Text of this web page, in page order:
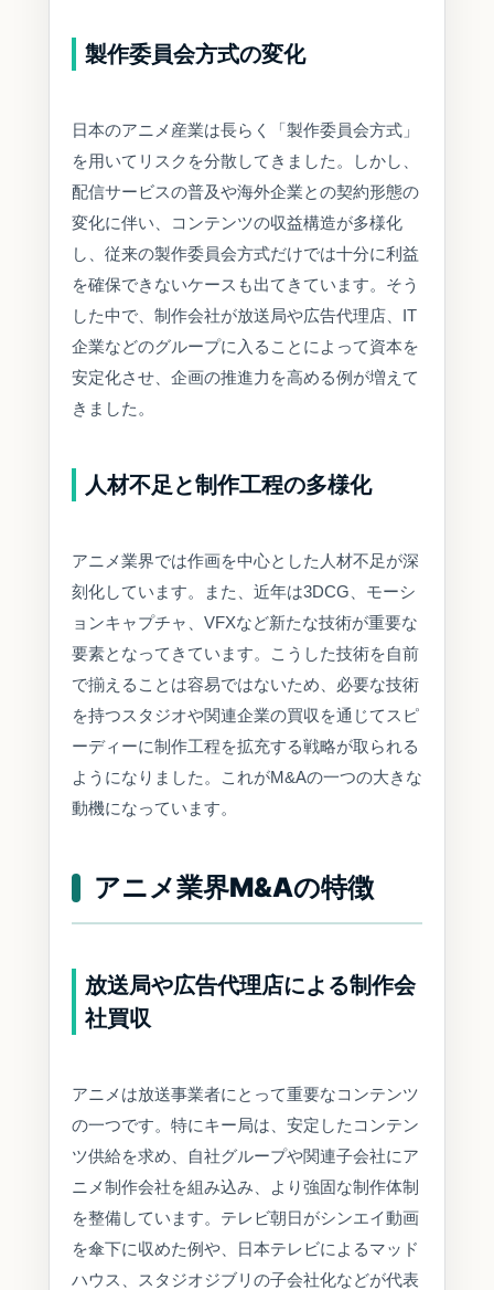
製作委員会方式の変化
日本のアニメ産業は長らく「製作委員会方式」
を用いてリスクを分散してきました。しかし、
配信サービスの普及や海外企業との契約形態の
変化に伴い、コンテンツの収益構造が多様化
し、従来の製作委員会方式だけでは十分に利益
を確保できないケースも出てきています。そう
した中で、制作会社が放送局や広告代理店、IT
企業などのグループに入ることによって資本を
安定化させ、企画の推進力を高める例が増えて
きました。
人材不足と制作工程の多様化
アニメ業界では作画を中心とした人材不足が深
刻化しています。また、近年は3DCG、モーシ
ョンキャプチャ、VFXなど新たな技術が重要な
要素となってきています。こうした技術を自前
で揃えることは容易ではないため、必要な技術
を持つスタジオや関連企業の買収を通じてスピ
ーディーに制作工程を拡充する戦略が取られる
ようになりました。これがM&Aの一つの大きな
動機になっています。
アニメ業界M&Aの特徴
放送局や広告代理店による制作会
社買収
アニメは放送事業者にとって重要なコンテンツ
の一つです。特にキー局は、安定したコンテン
ツ供給を求め、自社グループや関連子会社にア
ニメ制作会社を組み込み、より強固な制作体制
を整備しています。テレビ朝日がシンエイ動画
を傘下に収めた例や、日本テレビによるマッド
ハウス、スタジオジブリの子会社化などが代表